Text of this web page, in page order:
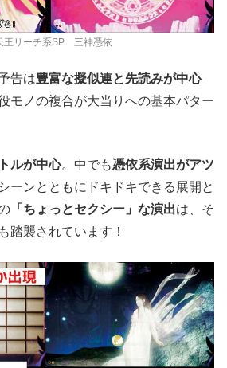
王リーチ系SP 三神憑依
告は豊富な擬似連と先読みが中心
モノの複合が大当りへの基本パター
ルが中心。中でも憑依系演出がアツ
ーンとともにドキドキできる展開と
「ちょっとセクシー」な演出は、そ
踏襲されています！